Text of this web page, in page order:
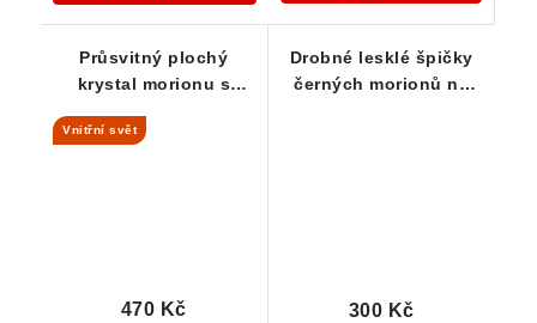
Průsvitný plochý
krystal morionu s
Vnitřní svět
470 Kč
Drobné lesklé špičky
černých morionů na
300 Kč